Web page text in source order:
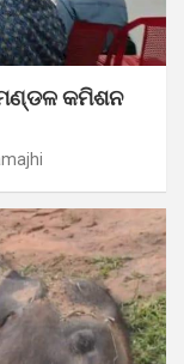
‘ମଣ୍ଡଳ କମିଶନ